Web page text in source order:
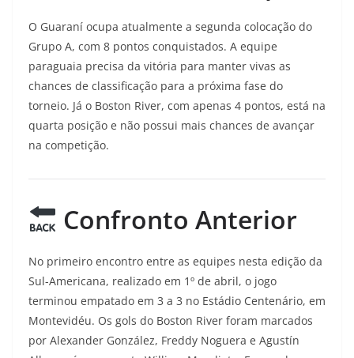
O Guaraní ocupa atualmente a segunda colocação do
Grupo A, com 8 pontos conquistados. A equipe
paraguaia precisa da vitória para manter vivas as
chances de classificação para a próxima fase do
torneio. Já o Boston River, com apenas 4 pontos, está na
quarta posição e não possui mais chances de avançar
na competição.
Confronto Anterior
No primeiro encontro entre as equipes nesta edição da
Sul-Americana, realizado em 1º de abril, o jogo
terminou empatado em 3 a 3 no Estádio Centenário, em
Montevidéu. Os gols do Boston River foram marcados
por Alexander González, Freddy Noguera e Agustín